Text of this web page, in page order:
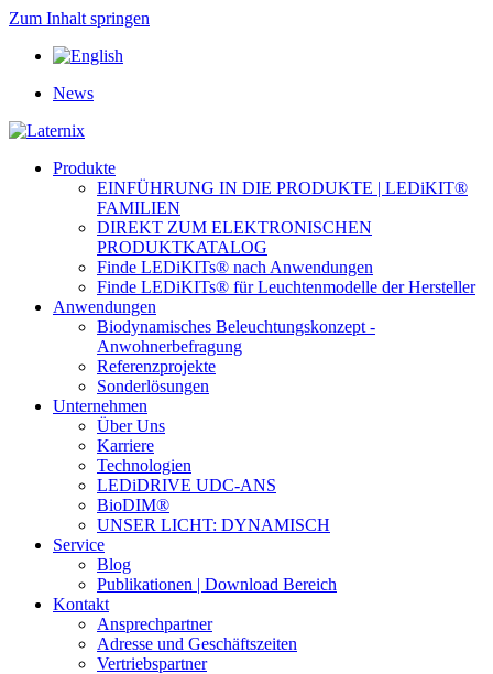
Zum Inhalt springen
News
Produkte
EINFÜHRUNG IN DIE PRODUKTE | LEDiKIT®
FAMILIEN
DIREKT ZUM ELEKTRONISCHEN
PRODUKTKATALOG
Finde LEDiKITs® nach Anwendungen
Finde LEDiKITs® für Leuchtenmodelle der Hersteller
Anwendungen
Biodynamisches Beleuchtungskonzept -
Anwohnerbefragung
Referenzprojekte
Sonderlösungen
Unternehmen
Über Uns
Karriere
Technologien
LEDiDRIVE UDC-ANS
BioDIM®
UNSER LICHT: DYNAMISCH
Service
Blog
Publikationen | Download Bereich
Kontakt
Ansprechpartner
Adresse und Geschäftszeiten
Vertriebspartner